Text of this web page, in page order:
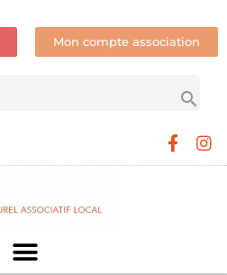
Mon compte association